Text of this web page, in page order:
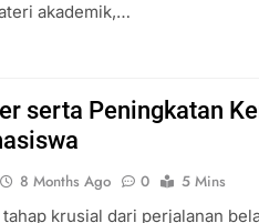
akademik,…
serta Peningkatan
8 Months Ago 0
5 Mins
krusial dari perjalanan